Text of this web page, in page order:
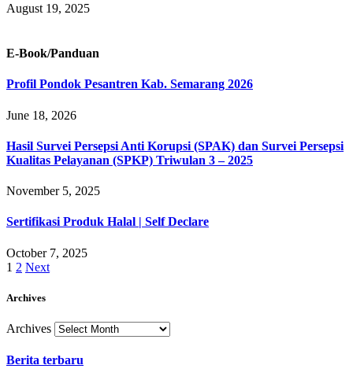
August 19, 2025
E-Book/Panduan
Profil Pondok Pesantren Kab. Semarang 2026
June 18, 2026
Hasil Survei Persepsi Anti Korupsi (SPAK) dan Survei Persepsi
Kualitas Pelayanan (SPKP) Triwulan 3 – 2025
November 5, 2025
Sertifikasi Produk Halal | Self Declare
October 7, 2025
1 2 Next
Archives
Archives
Berita terbaru